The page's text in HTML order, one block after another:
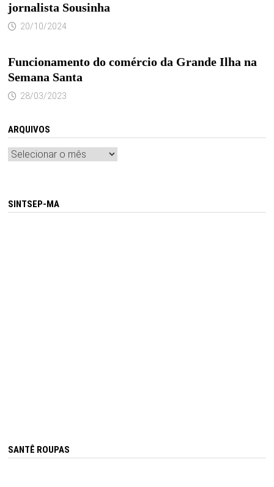
jornalista Sousinha
20/10/2024
Funcionamento do comércio da Grande Ilha na
Semana Santa
28/03/2023
ARQUIVOS
Arquivos
SINTSEP-MA
SANTÊ ROUPAS